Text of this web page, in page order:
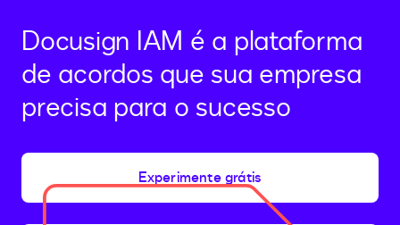
Docusign IAM é a plataforma
de acordos que sua empresa
precisa para o sucesso
Experimente grátis